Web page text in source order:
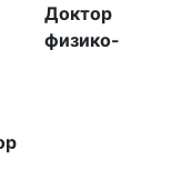
Доктор
физико-